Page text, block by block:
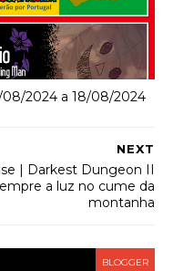
08/2024 a 18/08/2024
NEXT
| Darkest Dungeon II
a luz no cume da
montanha
BLOGGER